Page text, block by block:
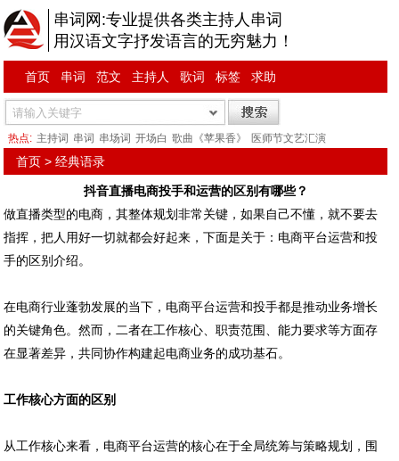
串词网:专业提供各类主持人串词
用汉语文字抒发语言的无穷魅力！
首页 串词 范文 主持人 歌词 标签 求助
热点: 主持词 串词 串场词 开场白 歌曲《苹果香》 医师节文艺汇演
首页 >经典语录
抖音直播电商投手和运营的区别有哪些？
做直播类型的电商，其整体规划非常关键，如果自己不懂，就不要去
指挥，把人用好一切就都会好起来，下面是关于：电商平台运营和投
手的区别介绍。
在电商行业蓬勃发展的当下，电商平台运营和投手都是推动业务增长
的关键角色。然而，二者在工作核心、职责范围、能力要求等方面存
在显著差异，共同协作构建起电商业务的成功基石。
工作核心方面的区别
从工作核心来看，电商平台运营的核心在于全局统筹与策略规划，围